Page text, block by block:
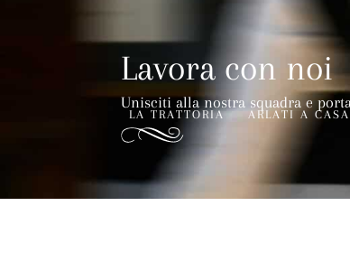
LA TRATTORIA ARLATI A
Lavora con noi
Unisciti alla nostra squadra e